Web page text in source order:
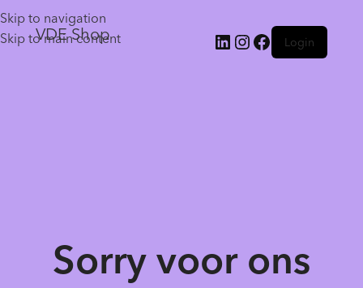
Skip to navigation
Skip to main content
VDE Shop Login
Sorry voor ons